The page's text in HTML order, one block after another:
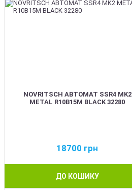
NOVRITSCH АВТОМАТ SSR4 MK2
METAL R10B15M BLACK 32280
18700 грн
ДО КОШИКУ